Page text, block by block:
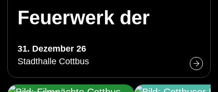
Feuerwerk der
Operette
31. Dezember 26
Stadthalle Cottbus